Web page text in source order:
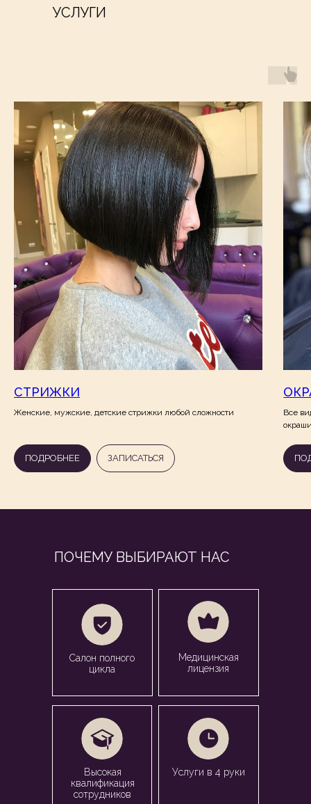
УСЛУГИ
СТРИЖКИ
Женские, мужские, детские стрижки любой сложности
ПОДРОБНЕЕ ЗАПИСАТЬСЯ
Все
Медицинская
лицензия
Высокая
квалификация
сотрудников
Услуги в 4 руки
Салон полного
цикла
ПОЧЕМУ ВЫБИРАЮТ НАС